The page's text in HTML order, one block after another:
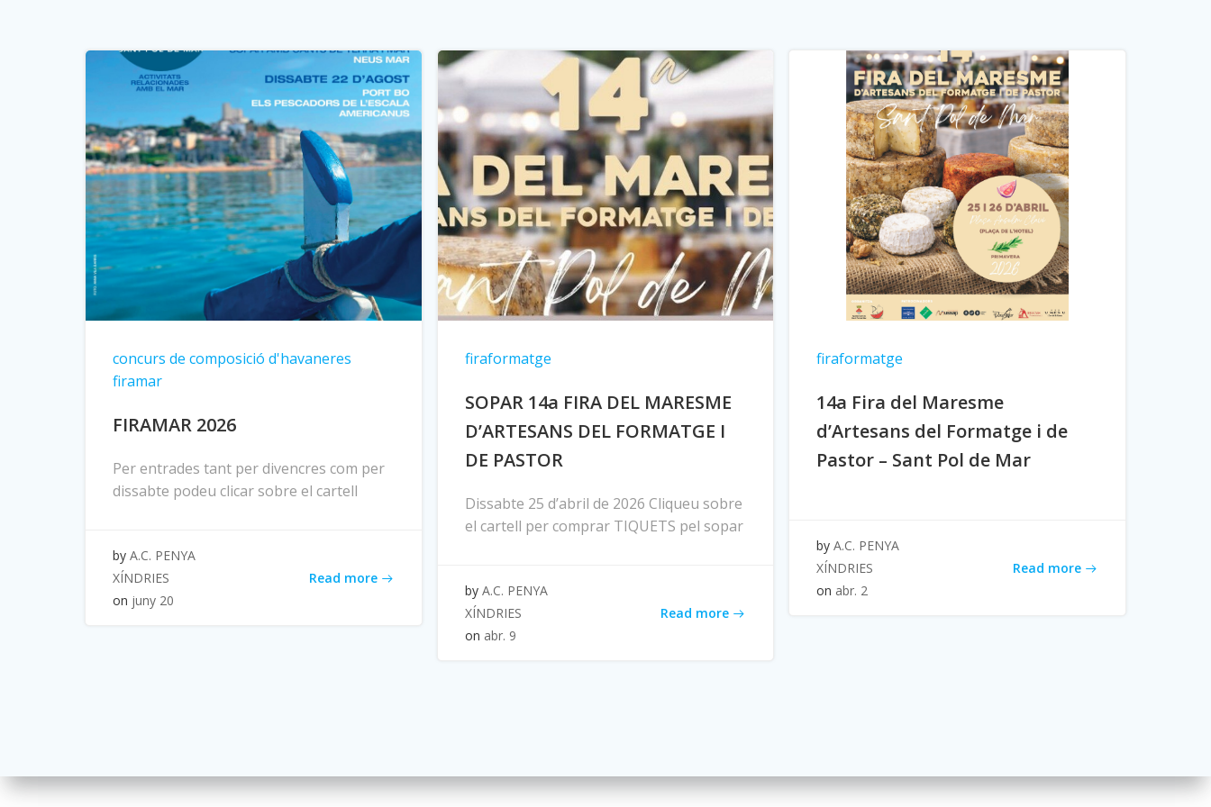
concurs de composició d'havaneres
firamar
FIRAMAR 2026
Per entrades tant per divencres com per
dissabte podeu clicar sobre el cartell
by A.C. PENYA
XÍNDRIES
on juny 20
Read more
firaformatge
SOPAR 14a FIRA DEL MARESME
D’ARTESANS DEL FORMATGE I
DE PASTOR
Dissabte 25 d’abril de 2026 Cliqueu sobre
el cartell per comprar TIQUETS pel sopar
by A.C. PENYA
XÍNDRIES
on abr. 9
Read more
firaformatge
14a Fira del Maresme
d’Artesans del Formatge i de
Pastor – Sant Pol de Mar
by A.C. PENYA
XÍNDRIES
on abr. 2
Read more